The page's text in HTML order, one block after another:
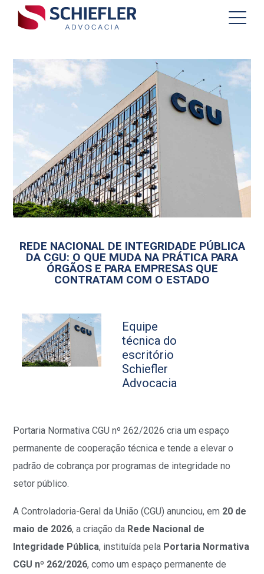
REDE NACIONAL DE INTEGRIDADE PÚBLICA
DA CGU: O QUE MUDA NA PRÁTICA PARA
ÓRGÃOS E PARA EMPRESAS QUE
CONTRATAM COM O ESTADO
Equipe
técnica do
escritório
Schiefler
Advocacia
Portaria Normativa CGU nº 262/2026 cria um espaço
permanente de cooperação técnica e tende a elevar o
padrão de cobrança por programas de integridade no
setor público.
A Controladoria-Geral da União (CGU) anunciou, em 20 de
maio de 2026, a criação da Rede Nacional de
Integridade Pública, instituída pela Portaria Normativa
CGU nº 262/2026, como um espaço permanente de